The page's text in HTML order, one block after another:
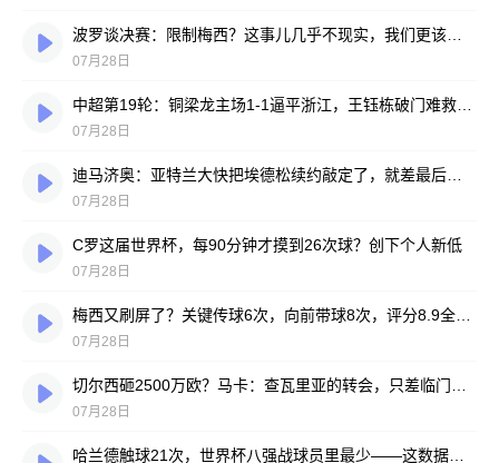
07月28日
07月28日
07月28日
C罗这届世界杯，每90分钟才摸到26次球？创下个人新低
07月28日
07月28日
07月28日